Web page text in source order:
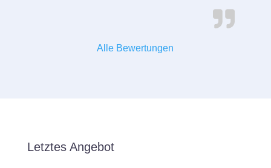
Alle Bewertungen
Letztes Angebot